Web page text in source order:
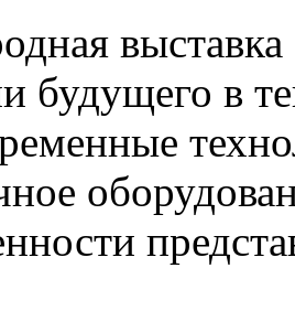
будущего в